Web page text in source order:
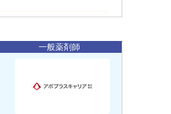
一般薬剤師